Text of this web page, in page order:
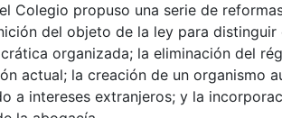
Colegio propuso una serie de
del objeto de la ley para
organizada; la eliminación del
actual; la creación de un organismo
a intereses extranjeros; y la